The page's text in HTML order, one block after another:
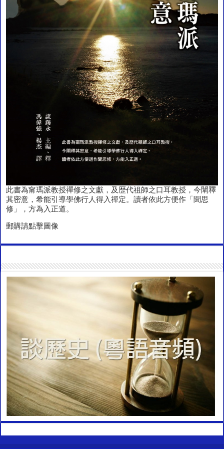
此書為甯瑪派教授禪修之文獻，及歴代祖師之口耳教授，今闡釋
其密意，希能引導學佛行人得入禪定。讀者依此方便作「聞思
修」，方為入正道。
郵購請點擊圖像